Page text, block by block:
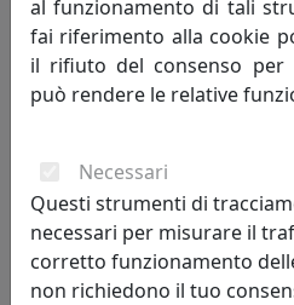
al funzionamento di tali
fai riferimento alla cookie
il rifiuto del consenso per
può rendere le relative
Necessari
Questi strumenti di
necessari per misurare il
corretto funzionamento
non richiedono il tuo